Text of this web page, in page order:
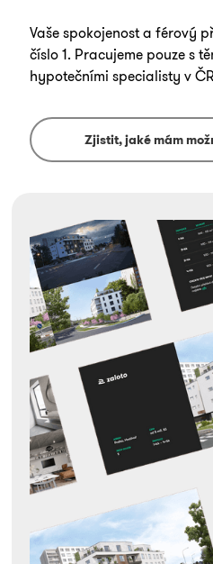
Vaše spokojenost a férový
číslo 1. Pracujeme pouze s
hypotečními specialisty v
Zjistit, jaké mám